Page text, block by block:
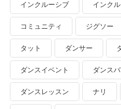
インクルーシブ インク
コミュニティ ジグソー
タット ダンサー
ダンスイベント ダンス
ダンスレッスン ナリ